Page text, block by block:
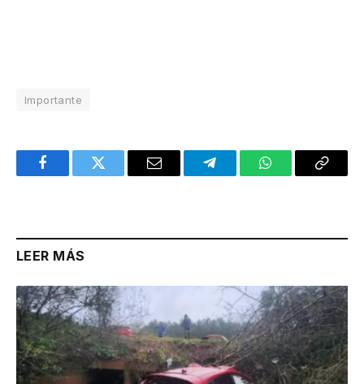
Importante
FacebookTwitter Email TelegramWhatsAppCopy
LEER MÁS